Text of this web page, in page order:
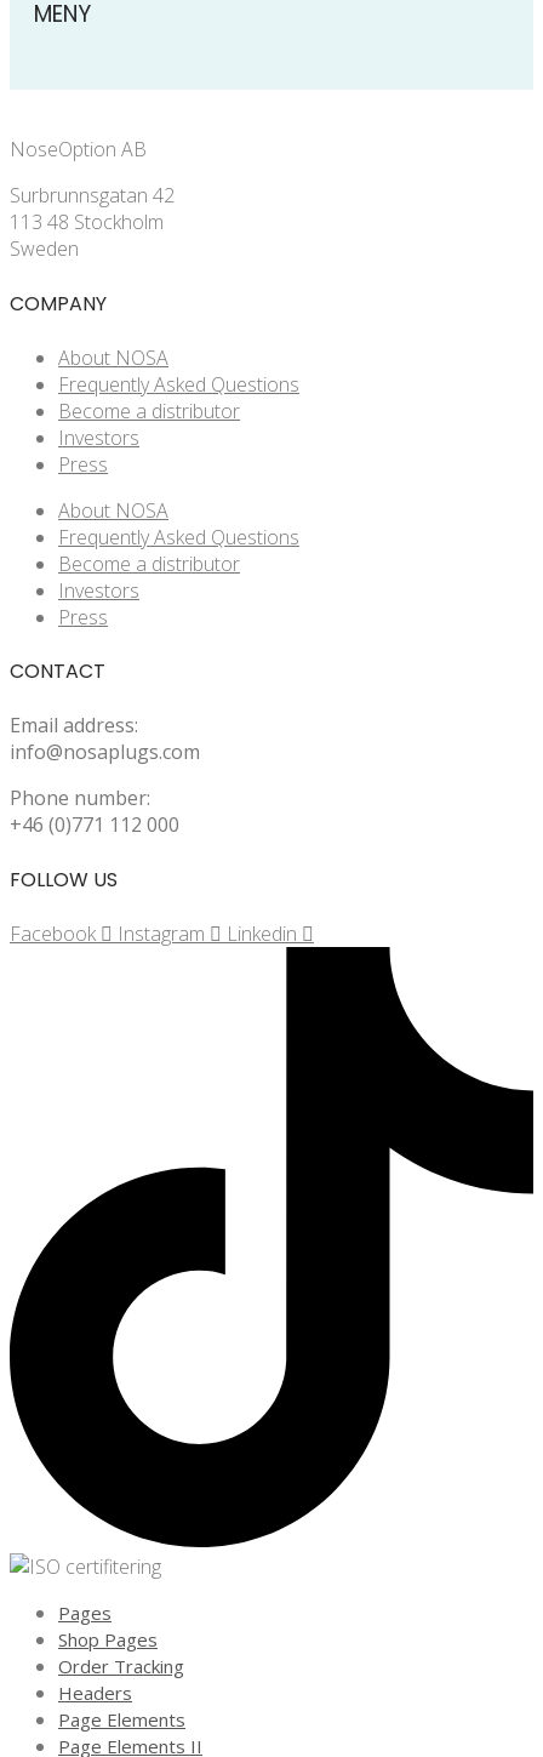
MENY
NoseOption AB
Surbrunnsgatan 42
113 48 Stockholm
Sweden
COMPANY
About NOSA
Frequently Asked Questions
Become a distributor
Investors
Press
About NOSA
Frequently Asked Questions
Become a distributor
Investors
Press
CONTACT
Email address:
info@nosaplugs.com
Phone number:
+46 (0)771 112 000
FOLLOW US
Facebook Instagram Linkedin
Pages
Shop Pages
Order Tracking
Headers
Page Elements
Page Elements II